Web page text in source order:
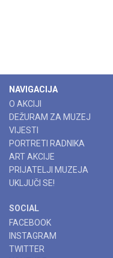
NAVIGACIJA
O AKCIJI
DEŽURAM ZA MUZEJ
VIJESTI
PORTRETI RADNIKA
ART AKCIJE
PRIJATELJI MUZEJA
UKLJUČI SE!
SOCIAL
FACEBOOK
INSTAGRAM
TWITTER